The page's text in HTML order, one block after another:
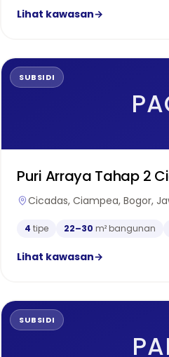
Lihat kawasan→
SUBSIDI
Puri Arraya Tahap 2
Cicadas, Ciampea, Bogor,
4 tipe 22–30 m² bangunan
Lihat kawasan→
SUBSIDI